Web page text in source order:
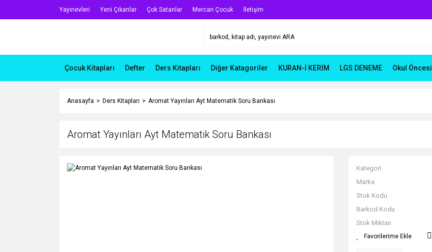
Yayınevleri Yeni Çıkanlar Çok Satanlar Mercan Çocuk İletişim
Çocuk Kitapları Defter Ders Kitapları Diğer Katagoriler KURAN-İ KERİM LGS DENEME Okul Öncesi
Anasayfa Ders Kitapları Aromat Yayınları Ayt Matematik Soru Bankası
Aromat Yayınları Ayt Matematik Soru Bankası
Kategori
Marka
Stok Kodu
Barkod Kodu
Stok Miktarı